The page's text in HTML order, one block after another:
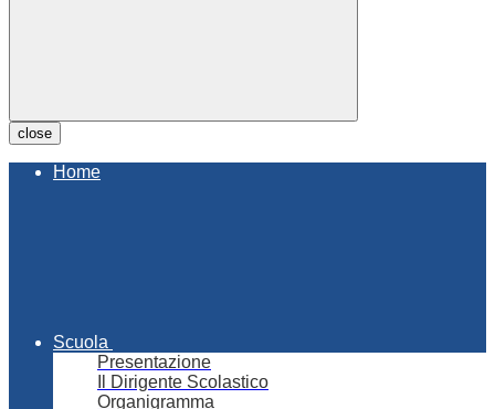
close
Home
Scuola
Presentazione
Il Dirigente Scolastico
Organigramma